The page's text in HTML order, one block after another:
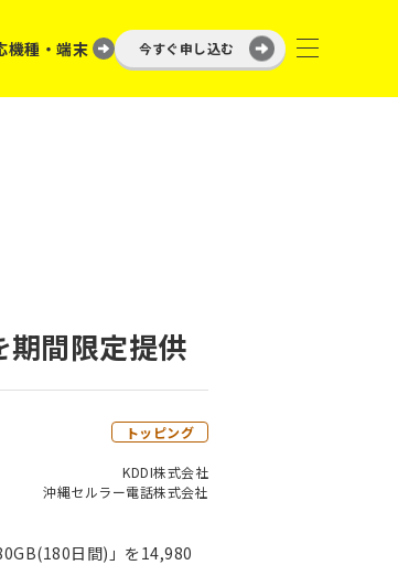
機種・端末 今すぐ申し込む
間限定提供
トッピング
KDDI株式会社
沖縄セルラー電話株式会社
日間)」を14,980